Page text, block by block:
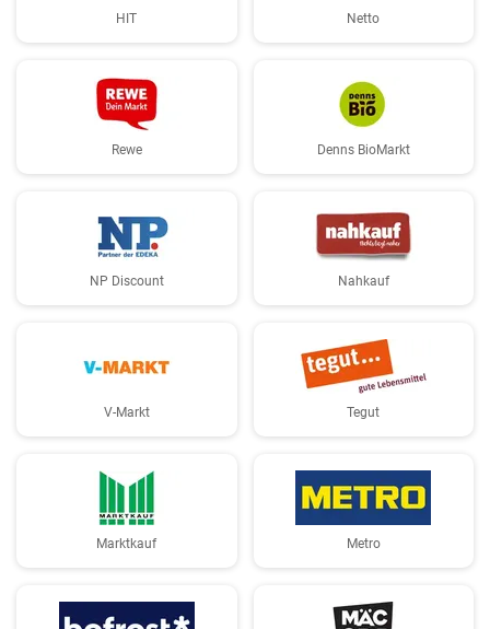
HIT Netto
Rewe Denns BioMarkt
NP Discount Nahkauf
V-Markt Tegut
Marktkauf Metro